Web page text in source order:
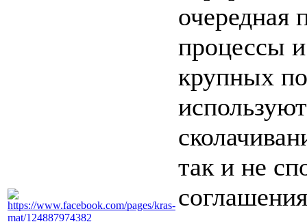
очередная
процессы
крупных
так и не